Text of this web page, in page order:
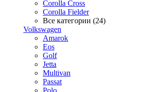
Corolla Cross
Corolla Fielder
Все категории (24)
Volkswagen
Amarok
Eos
Golf
Jetta
Multivan
Passat
Polo